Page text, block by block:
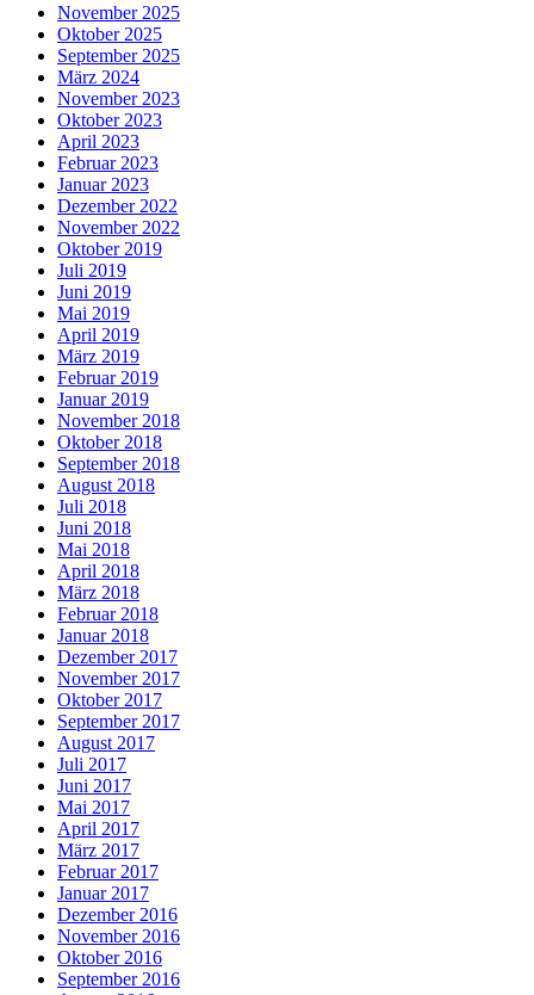
November 2025
Oktober 2025
September 2025
März 2024
November 2023
Oktober 2023
April 2023
Februar 2023
Januar 2023
Dezember 2022
November 2022
Oktober 2019
Juli 2019
Juni 2019
Mai 2019
April 2019
März 2019
Februar 2019
Januar 2019
November 2018
Oktober 2018
September 2018
August 2018
Juli 2018
Juni 2018
Mai 2018
April 2018
März 2018
Februar 2018
Januar 2018
Dezember 2017
November 2017
Oktober 2017
September 2017
August 2017
Juli 2017
Juni 2017
Mai 2017
April 2017
März 2017
Februar 2017
Januar 2017
Dezember 2016
November 2016
Oktober 2016
September 2016